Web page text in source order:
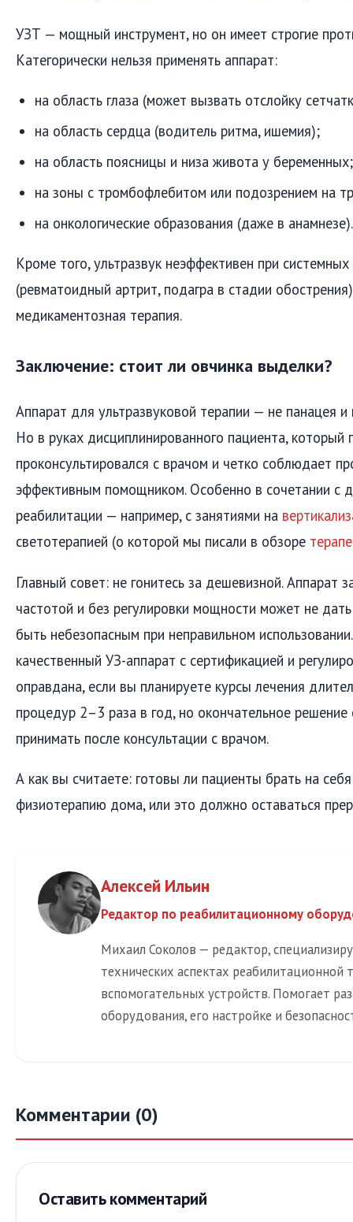
УЗТ — мощный инструмент, но он имеет строгие
Категорически нельзя применять аппарат:
на область глаза (может вызвать отслойку
на область сердца (водитель ритма, ишемия);
на область поясницы и низа живота у беременных;
на зоны с тромбофлебитом или подозрением на
на онкологические образования (даже в анамнезе).
Кроме того, ультразвук неэффективен при
(ревматоидный артрит, подагра в стадии
медикаментозная терапия.
Заключение: стоит ли овчинка выделки?
Аппарат для ультразвуковой терапии — не панацея
Но в руках дисциплинированного пациента, который
проконсультировался с врачом и четко соблюдает
эффективным помощником. Особенно в сочетании с
реабилитации — например, с занятиями на
светотерапией (о которой мы писали в обзоре
Главный совет: не гонитесь за дешевизной. Аппарат
частотой и без регулировки мощности может не
быть небезопасным при неправильном
качественный УЗ-аппарат с сертификацией и
оправдана, если вы планируете курсы лечения
процедур 2–3 раза в год, но окончательное решение
принимать после консультации с врачом.
А как вы считаете: готовы ли пациенты брать на
физиотерапию дома, или это должно оставаться
Алексей Ильин
Редактор по реабилитационному
Михаил Соколов — редактор,
технических аспектах реабилитационной
вспомогательных устройств. Помогает
оборудования, его настройке и
Комментарии (0)
Оставить комментарий